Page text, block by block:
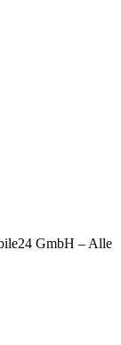
GmbH – Alle